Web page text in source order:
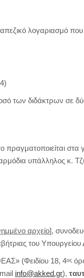
λογαριασμό
των διδάκτρων σε
πραγματοποιείται
υπάλληλος κ.
αρχείο],
του
(Φειδίου 18, 4ος
info@akked.gr),